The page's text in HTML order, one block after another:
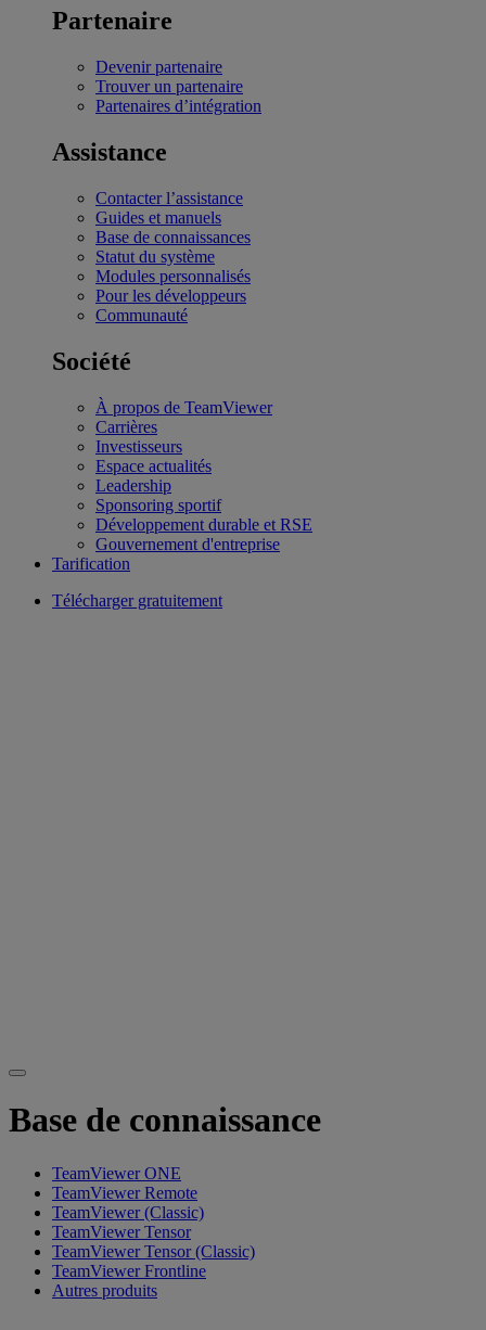
Partenaire
Devenir partenaire
Trouver un partenaire
Partenaires d’intégration
Assistance
Contacter l’assistance
Guides et manuels
Base de connaissances
Statut du système
Modules personnalisés
Pour les développeurs
Communauté
Société
À propos de TeamViewer
Carrières
Investisseurs
Espace actualités
Leadership
Sponsoring sportif
Développement durable et RSE
Gouvernement d'entreprise
Tarification
Télécharger gratuitement
Base de connaissance
TeamViewer ONE
TeamViewer Remote
TeamViewer (Classic)
TeamViewer Tensor
TeamViewer Tensor (Classic)
TeamViewer Frontline
Autres produits